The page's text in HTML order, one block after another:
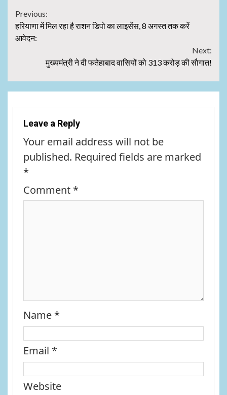
Continue
Reading
Previous:
हरियाणा में मिल रहा है राशन डिपो का लाइसेंस, 8 अगस्त तक करें
आवेदन:
Next:
मुख्यमंत्री ने दी फतेहाबाद वासियों को 313 करोड़ की साैगात!
Leave a Reply
Your email address will not be
published. Required fields are marked
*
Comment *
Name *
Email *
Website